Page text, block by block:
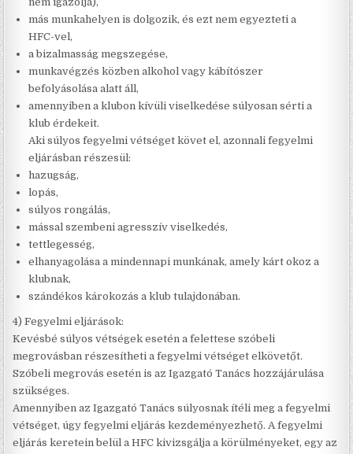
más munkahelyen is dolgozik, és ezt nem egyezteti a
HFC-vel,
a bizalmasság megszegése,
munkavégzés közben alkohol vagy kábítószer
befolyásolása alatt áll,
amennyiben a klubon kívüli viselkedése súlyosan sérti a
klub érdekeit.
Aki súlyos fegyelmi vétséget követ el, azonnali fegyelmi
eljárásban részesül:
hazugság,
lopás,
súlyos rongálás,
mással szembeni agresszív viselkedés,
tettlegesség,
elhanyagolása a mindennapi munkának, amely kárt okoz a
klubnak,
szándékos károkozás a klub tulajdonában.
4) Fegyelmi eljárások:
Kevésbé súlyos vétségek esetén a felettese szóbeli
megrovásban részesítheti a fegyelmi vétséget elkövetőt.
Szóbeli megrovás esetén is az Igazgató Tanács hozzájárulása
szükséges.
Amennyiben az Igazgató Tanács súlyosnak ítéli meg a fegyelmi
vétséget, úgy fegyelmi eljárás kezdeményezhető. A fegyelmi
eljárás keretein belül a HFC kivizsgálja a körülményeket, egy az